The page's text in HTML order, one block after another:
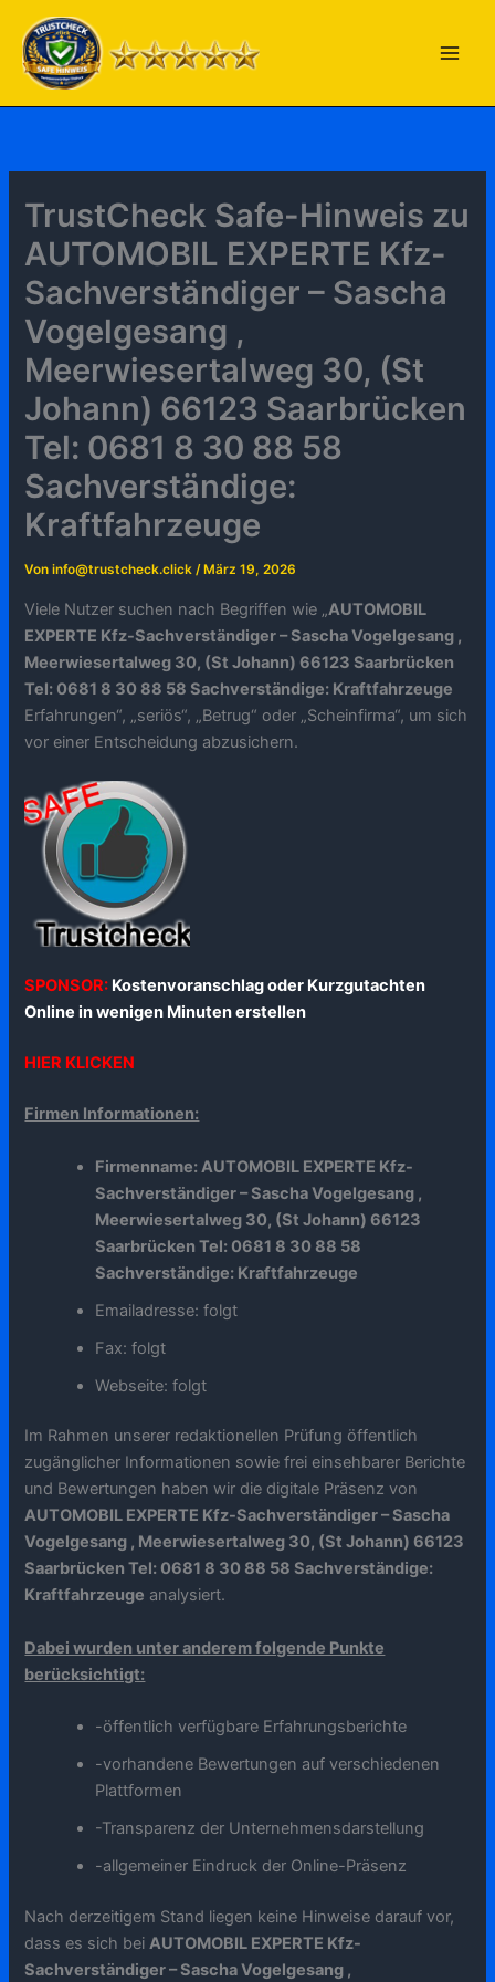
Inhalt
springen
TrustCheck Safe-Hinweis zu
AUTOMOBIL EXPERTE Kfz-
Sachverständiger – Sascha
Vogelgesang ,
Meerwiesertalweg 30, (St
Johann) 66123 Saarbrücken
Tel: 0681 8 30 88 58
Sachverständige:
Kraftfahrzeuge
Voninfo@trustcheck.click/ März 19, 2026
Viele Nutzer suchen nach Begriffen wie „AUTOMOBIL
EXPERTE Kfz-Sachverständiger – Sascha Vogelgesang ,
Meerwiesertalweg 30, (St Johann) 66123 Saarbrücken
Tel: 0681 8 30 88 58 Sachverständige: Kraftfahrzeuge
Erfahrungen“, „seriös“, „Betrug“ oder „Scheinfirma“, um sich
vor einer Entscheidung abzusichern.
SPONSOR: Kostenvoranschlag oder Kurzgutachten
Online in wenigen Minuten erstellen
HIER KLICKEN
Firmen Informationen:
Firmenname: AUTOMOBIL EXPERTE Kfz-
Sachverständiger – Sascha Vogelgesang ,
Meerwiesertalweg 30, (St Johann) 66123
Saarbrücken Tel: 0681 8 30 88 58
Sachverständige: Kraftfahrzeuge
Emailadresse: folgt
Fax: folgt
Webseite: folgt
Im Rahmen unserer redaktionellen Prüfung öffentlich
zugänglicher Informationen sowie frei einsehbarer Berichte
und Bewertungen haben wir die digitale Präsenz von
AUTOMOBIL EXPERTE Kfz-Sachverständiger – Sascha
Vogelgesang , Meerwiesertalweg 30, (St Johann) 66123
Saarbrücken Tel: 0681 8 30 88 58 Sachverständige:
Kraftfahrzeuge analysiert.
Dabei wurden unter anderem folgende Punkte
berücksichtigt:
-öffentlich verfügbare Erfahrungsberichte
-vorhandene Bewertungen auf verschiedenen
Plattformen
-Transparenz der Unternehmensdarstellung
-allgemeiner Eindruck der Online-Präsenz
Nach derzeitigem Stand liegen keine Hinweise darauf vor,
dass es sich beiAUTOMOBIL EXPERTE Kfz-
Sachverständiger – Sascha Vogelgesang ,